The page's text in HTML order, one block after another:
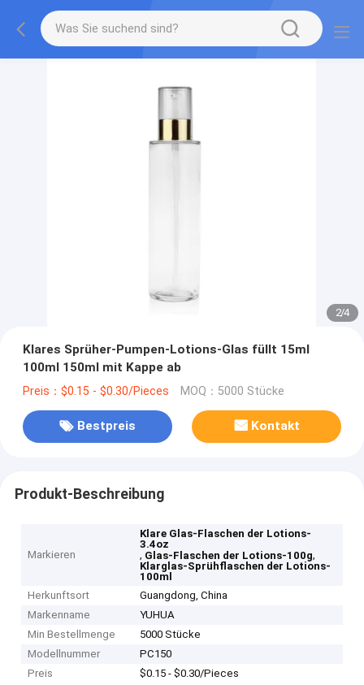
2/4
Klares Sprüher-Pumpen-Lotions-Glas füllt 15ml
100ml 150ml mit Kappe ab
Preis：$0.15 - $0.30/Pieces MOQ：5000 Stücke
Bestpreis Kontakt
Produkt-Beschreibung
Markieren
Klare Glas-Flaschen der Lotions-
3.4oz
, Glas-Flaschen der Lotions-100g,
Klarglas-Sprühflaschen der Lotions-
100ml
Herkunftsort
Guangdong, China
Markenname
YUHUA
Min Bestellmenge
5000 Stücke
Modellnummer
PC150
Preis
$0.15 - $0.30/Pieces